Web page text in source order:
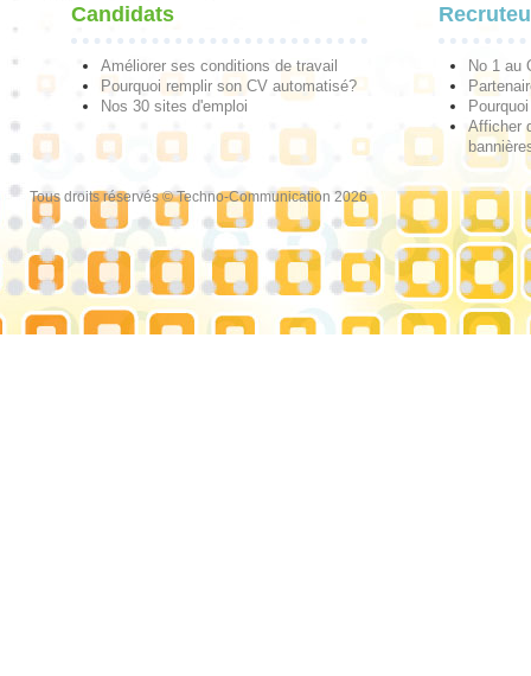
Candidats
Améliorer ses conditions de travail
Pourquoi remplir son CV automatisé?
Nos 30 sites d'emploi
No 1 au
Afficher
Tous droits réservés © Techno-Communication 2026